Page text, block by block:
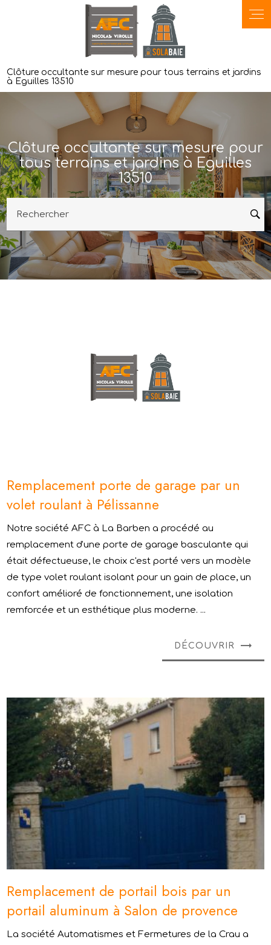
Clôture occultante sur mesure pour tous terrains et jardins
à Eguilles 13510
Clôture occultante sur mesure pour
tous terrains et jardins à Eguilles
13510
Rechercher
Remplacement porte de garage par un
volet roulant à Pélissanne
Notre société AFC à La Barben a procédé au
remplacement d'une porte de garage basculante qui
était défectueuse, le choix c'est porté vers un modèle
de type volet roulant isolant pour un gain de place, un
confort amélioré de fonctionnement, une isolation
remforcée et un esthétique plus moderne. ...
DÉCOUVRIR
Remplacement de portail bois par un
portail aluminum à Salon de provence
La société Automatismes et Fermetures de la Crau a
Panneau de gestion des cookies